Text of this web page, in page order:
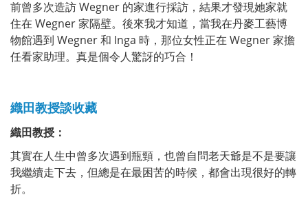
前曾多次造訪 Wegner 的家進行採訪，結果才發現她家就
住在 Wegner 家隔壁。後來我才知道，當我在丹麥工藝博
物館遇到 Wegner 和 Inga 時，那位女性正在 Wegner 家擔
任看家助理。真是個令人驚訝的巧合！
織田教授談收藏
織田教授：
其實在人生中曾多次遇到瓶頸，也曾自問老天爺是不是要讓
我繼續走下去，但總是在最困苦的時候，都會出現很好的轉
折。